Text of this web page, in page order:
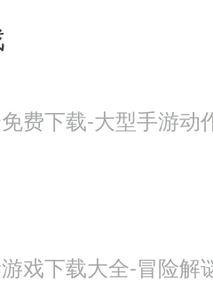
坐骑等你来拿!
定银币,完成第一
费下载-大型手游动
戏下载大全-冒险解